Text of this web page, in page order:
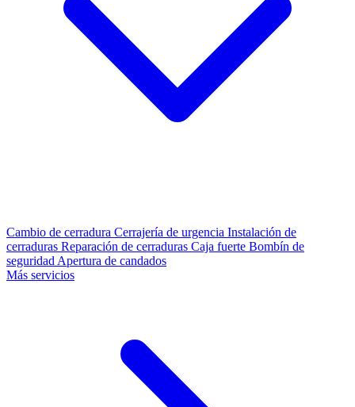
Cambio de cerradura Cerrajería de urgencia Instalación de
cerraduras Reparación de cerraduras Caja fuerte Bombín de
seguridad Apertura de candados
Más servicios